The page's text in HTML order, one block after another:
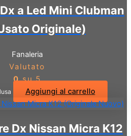
a Led Mini Clubman
Originale)
Fanaleria
Valutato
0su 5
Aggiungi al carrello
Dx Nissan Micra K12